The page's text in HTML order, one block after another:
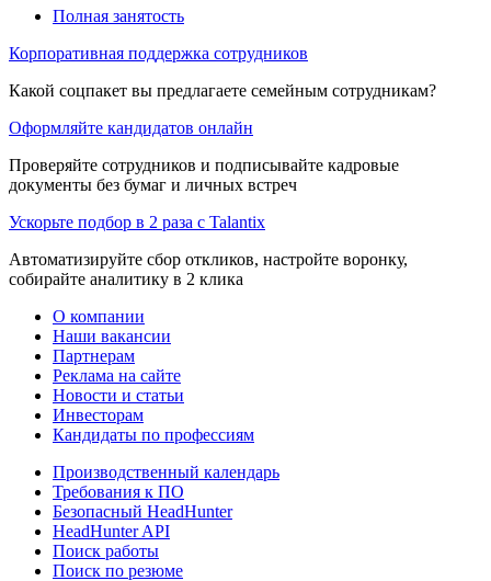
Полная занятость
Корпоративная поддержка сотрудников
Какой соцпакет вы предлагаете семейным сотрудникам?
Оформляйте кандидатов онлайн
Проверяйте сотрудников и подписывайте кадровые
документы без бумаг и личных встреч
Ускорьте подбор в 2 раза с Talantix
Автоматизируйте сбор откликов, настройте воронку,
собирайте аналитику в 2 клика
О компании
Наши вакансии
Партнерам
Реклама на сайте
Новости и статьи
Инвесторам
Кандидаты по профессиям
Производственный календарь
Требования к ПО
Безопасный HeadHunter
HeadHunter API
Поиск работы
Поиск по резюме